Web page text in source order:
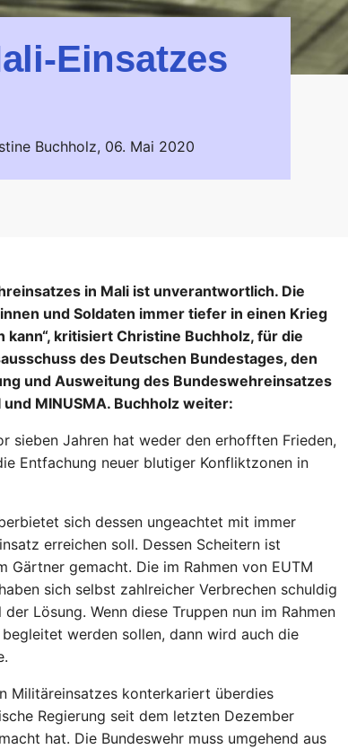
Einsatzes
Buchholz, 06. Mai 2020
in Mali ist unverantwortlich. Die
und Soldaten immer tiefer in einen Krieg
kritisiert Christine Buchholz, für die
des Deutschen Bundestages, den
und Ausweitung des Bundeswehreinsatzes
MINUSMA. Buchholz weiter:
sieben Jahren hat weder den erhofften Frieden,
Entfachung neuer blutiger Konfliktzonen in
sich dessen ungeachtet mit immer
erreichen soll. Dessen Scheitern ist
gemacht. Die im Rahmen von EUTM
sich selbst zahlreicher Verbrechen schuldig
Lösung. Wenn diese Truppen nun im Rahmen
werden sollen, dann wird auch die
Militäreinsatzes konterkariert überdies
Regierung seit dem letzten Dezember
hat. Die Bundeswehr muss umgehend aus